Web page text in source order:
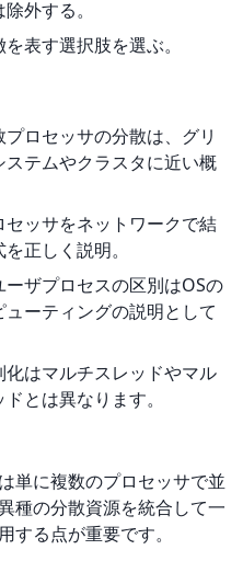
外する。
表す選択肢を選ぶ。
ロセッサの分散は、グリ
テムやクラスタに近い概
セッサをネットワークで結
正しく説明。
ザプロセスの区別はOSの
ーティングの説明として
はマルチスレッドやマル
とは異なります。
単に複数のプロセッサで並
種の分散資源を統合して一
する点が重要です。